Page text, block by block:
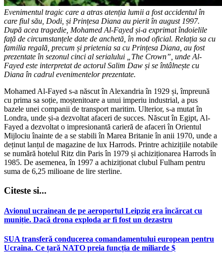
Evenimentul tragic care a atras atenția lumii a fost accidentul în
care fiul său, Dodi, și Prințesa Diana au pierit în august 1997.
După acea tragedie, Mohamed Al-Fayed și-a exprimat îndoielile
față de circumstanțele date de anchetă, în mod oficial. Relația sa cu
familia regală, precum și prietenia sa cu Prințesa Diana, au fost
prezentate în sezonul cinci al serialului „The Crown”, unde Al-
Fayed este interpretat de actorul Salim Daw și se întâlnește cu
Diana în cadrul evenimentelor prezentate.
Mohamed Al-Fayed s-a născut în Alexandria în 1929 și, împreună
cu prima sa soție, moștenitoare a unui imperiu industrial, a pus
bazele unei companii de transport maritim. Ulterior, s-a mutat în
Londra, unde și-a dezvoltat afaceri de succes. Născut în Egipt, Al-
Fayed a dezvoltat o impresionantă carieră de afaceri în Orientul
Mijlociu înainte de a se stabili în Marea Britanie în anii 1970, unde a
deținut lanțul de magazine de lux Harrods. Printre achizițiile notabile
se numără hotelul Ritz din Paris în 1979 și achiziționarea Harrods în
1985. De asemenea, în 1997 a achiziționat clubul Fulham pentru
suma de 6,25 milioane de lire sterline.
Citeste si...
Avionul ucrainean de pe aeroportul Leipzig era încărcat cu
muniție. Dacă drona exploda ar fi fost un dezastru
SUA transferă conducerea comandamentului european pentru
Ucraina. Ce țară NATO preia funcția de miliarde $